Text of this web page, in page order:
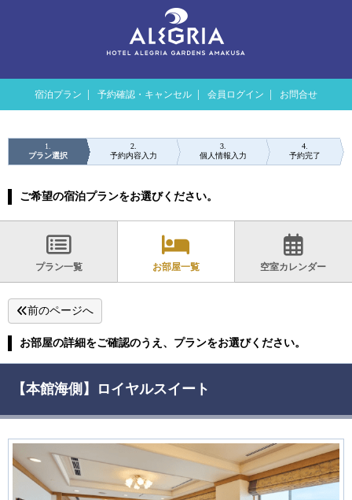
宿泊プラン 予約確認・キャンセル 会員ログイン お問合せ
1
プラン選択
2
予約内容入力
3
個人情報入力
4
予約完了
ご希望の宿泊プランをお選びください。
プラン一覧 お部屋一覧 空室カレンダー
前のページへ
お部屋の詳細をご確認のうえ、プランをお選びください。
【本館海側】ロイヤルスイート